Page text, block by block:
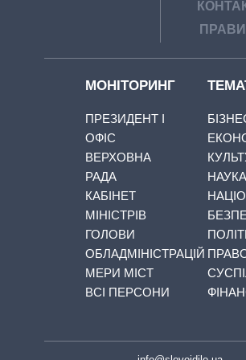
МОНІТОРИНГ
ПРЕЗИДЕНТ І
ОФІС
ВЕРХОВНА
РАДА
КАБІНЕТ
МІНІСТРІВ
ГОЛОВИ
ОБЛАДМІНІСТРАЦІЙ
МЕРИ МІСТ
ВСІ ПЕРСОНИ
НАУКА